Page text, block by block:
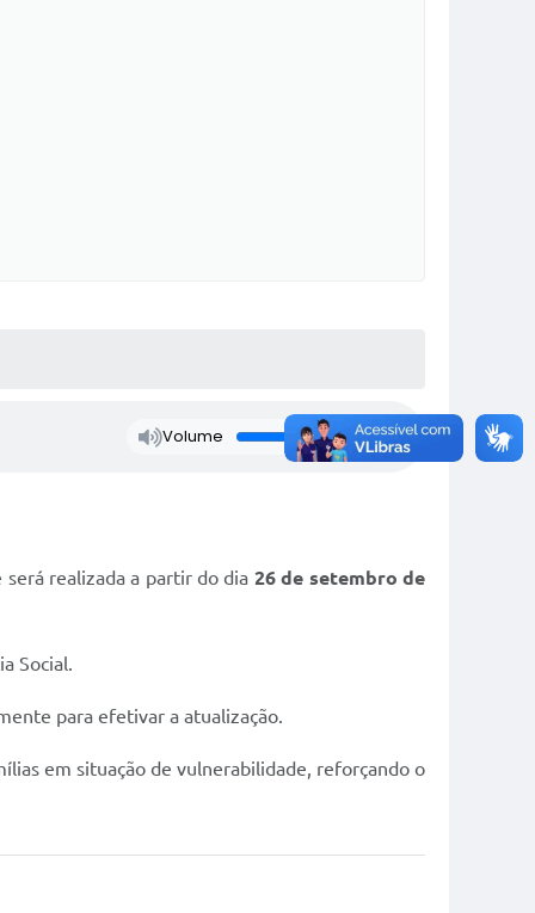
Volume
realizada a partir do dia 26 de setembro de
Social.
para efetivar a atualização.
em situação de vulnerabilidade, reforçando o